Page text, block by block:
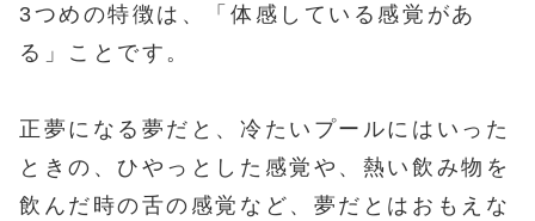
3つめの特徴は、「体感している感覚があ
る」ことです。
正夢になる夢だと、冷たいプールにはいった
ときの、ひやっとした感覚や、熱い飲み物を
飲んだ時の舌の感覚など、夢だとはおもえな